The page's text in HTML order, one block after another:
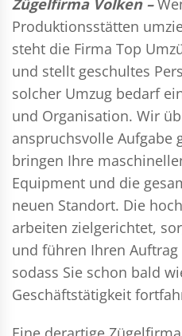
Produktionsstätten
steht die Firma Top
und stellt geschultes
solcher Umzug bedarf
und Organisation. Wir
anspruchsvolle Aufgabe
bringen Ihre
Equipment und die
neuen Standort. Die
arbeiten zielgerichtet,
und führen Ihren
sodass Sie schon bald
Geschäftstätigkeit